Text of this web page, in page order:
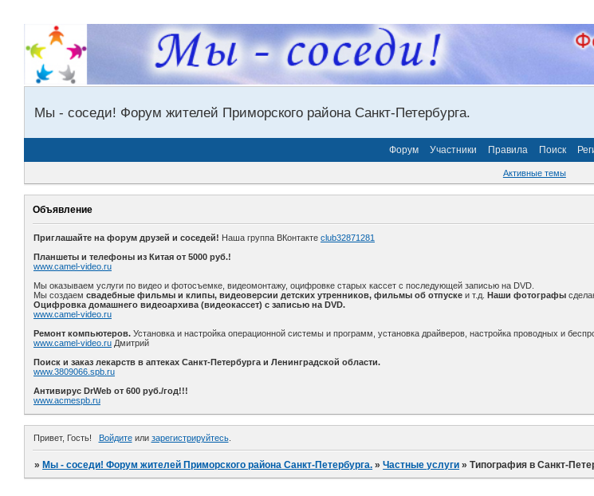
Мы - соседи! Форум жителей Приморского района Санкт-Петербурга.
Форум Участники Правила Поиск
Активные темы
Объявление
Приглашайте на форум друзей и соседей! Наша группа ВКонтакте club32871281
Планшеты и телефоны из Китая от 5000 руб.!
www.camel-video.ru
Мы оказываем услуги по видео и фотосъемке, видеомонтажу, оцифровке старых кассет с последующей записью на DVD.
Мы создаем свадебные фильмы и клипы, видеоверсии детских утренников, фильмы об отпуске и т.д. Наши фотографы
Оцифровка домашнего видеоархива (видеокассет) с записью на DVD.
www.camel-video.ru
Ремонт компьютеров. Установка и настройка операционной системы и программ, установка драйверов, настройка проводных и
www.camel-video.ru Дмитрий
Поиск и заказ лекарств в аптеках Санкт-Петербурга и Ленинградской области.
www.3809066.spb.ru
Антивирус DrWeb от 600 руб./год!!!
www.acmespb.ru
Привет, Гость! Войдитеили зарегистрируйтесь.
»Мы - соседи! Форум жителей Приморского района Санкт-Петербурга. »Частные услуги »Типография в Санкт-